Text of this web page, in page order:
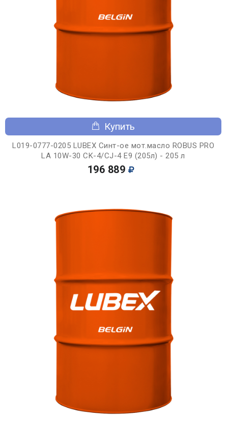
Купить
L019-0777-0205 LUBEX Синт-ое мот.масло ROBUS PRO
LA 10W-30 CK-4/CJ-4 E9 (205л) - 205 л
196 889